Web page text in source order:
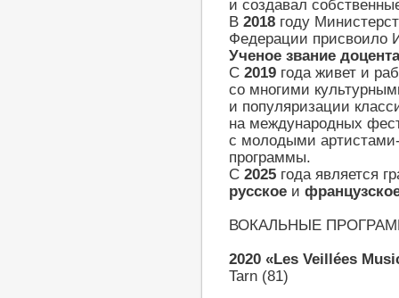
и создавал
В 2018 году
Федерации присвоило
Ученое звание доцента
С 2019 года живет и
со многими
и популяризации
на международных
с молодыми
программы.
С 2025 года является
русское и
ВОКАЛЬНЫЕ
2020 «Les Veillées
Tarn (81)